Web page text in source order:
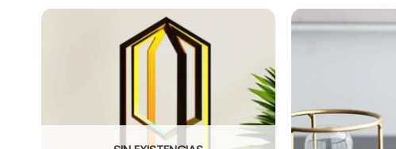
tiene
múltiples
variantes.
pueden
elegir